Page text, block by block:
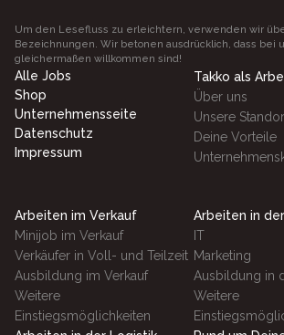
Um den Lesefluss zu erleichtern, verwenden wir
Bezeichnungen. Wir betonen ausdrücklich, dass bei
gleichermaßen willkommen sind!
Alle Jobs
Shop
Unternehmensseite
Datenschutz
Impressum
Takko als
Über uns
Unsere
Deine Vorteile
Arbeiten im Verkauf
Minijob im Verkauf
Verkäufer in Voll- und Teilzeit
Ausbildung im Verkauf
Weitere
Einstiegsmöglichkeiten
Arbeiten in
IT
Marketing
Ausbildung in
Weitere